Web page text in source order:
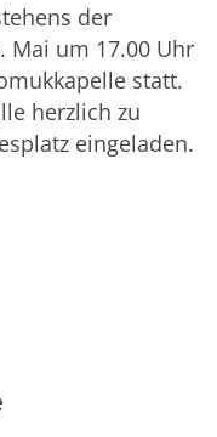
der
Mai um 17.00 Uhr
statt.
herzlich zu
eingeladen.